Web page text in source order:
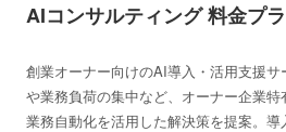
AIコンサルティング 料金プ
創業オーナー向けのAI導入・活用支援
や業務負荷の集中など、オーナー企業特
業務自動化を活用した解決策を提案。